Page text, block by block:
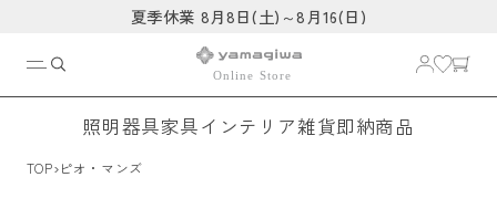
夏季休業 8月8日(土)～8月16(日)
照明器具家具インテリア雑貨即納商品
TOP›ピオ・マンズ